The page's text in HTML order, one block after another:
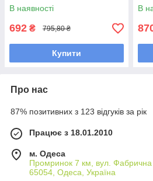
В наявності
692 ₴ 795,80 ₴
Купити
В
Про нас
87% позитивних з 123 відгуків за рік
Працює з 18.01.2010
м. Одеса
Промринок 7 км, вул.
65054, Одеса, Україна